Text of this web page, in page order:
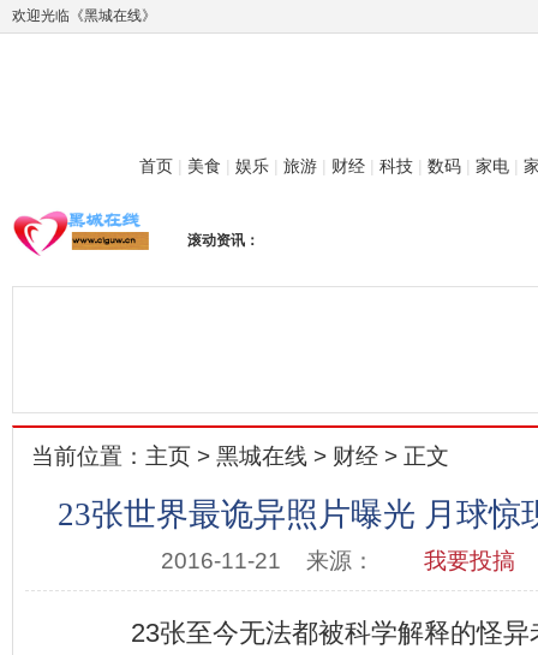
欢迎光临《黑城在线》
首页 | 美食 | 娱乐 | 旅游 | 财经 | 科技 | 数码 | 家电 |
滚动资讯：
当前位置： 主页 > 黑城在线 > 财经 > 正文
23张世界最诡异照片曝光 月球惊
2016-11-21 来源： 我要投搞
23张至今无法都被科学解释的怪异